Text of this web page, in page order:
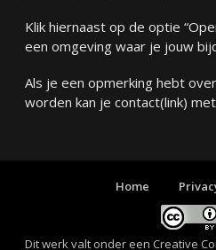
Klik hiernaast op de optie
een omgeving waar je jouw
Als je een opmerking hebt
worden kan je contact(link)
Home
Dit werk valt onder een Creative